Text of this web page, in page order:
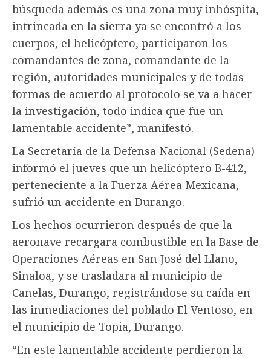
búsqueda además es una zona muy inhóspita,
intrincada en la sierra ya se encontró a los
cuerpos, el helicóptero, participaron los
comandantes de zona, comandante de la
región, autoridades municipales y de todas
formas de acuerdo al protocolo se va a hacer
la investigación, todo indica que fue un
lamentable accidente”, manifestó.
La Secretaría de la Defensa Nacional (Sedena)
informó el jueves que un helicóptero B-412,
perteneciente a la Fuerza Aérea Mexicana,
sufrió un accidente en Durango.
Los hechos ocurrieron después de que la
aeronave recargara combustible en la Base de
Operaciones Aéreas en San José del Llano,
Sinaloa, y se trasladara al municipio de
Canelas, Durango, registrándose su caída en
las inmediaciones del poblado El Ventoso, en
el municipio de Topia, Durango.
“En este lamentable accidente perdieron la